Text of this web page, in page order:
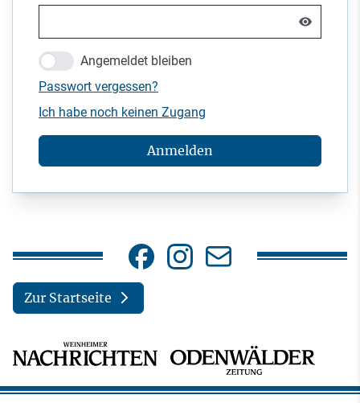
Angemeldet bleiben
Passwort vergessen?
Ich habe noch keinen Zugang
Anmelden
Zur Startseite